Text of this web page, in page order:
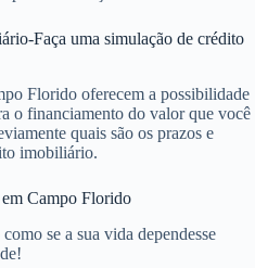
Faça uma simulação de crédito
Florido oferecem a possibilidade
o financiamento do valor que você
quais são os prazos e
imobiliário.
Campo Florido
se a sua vida dependesse